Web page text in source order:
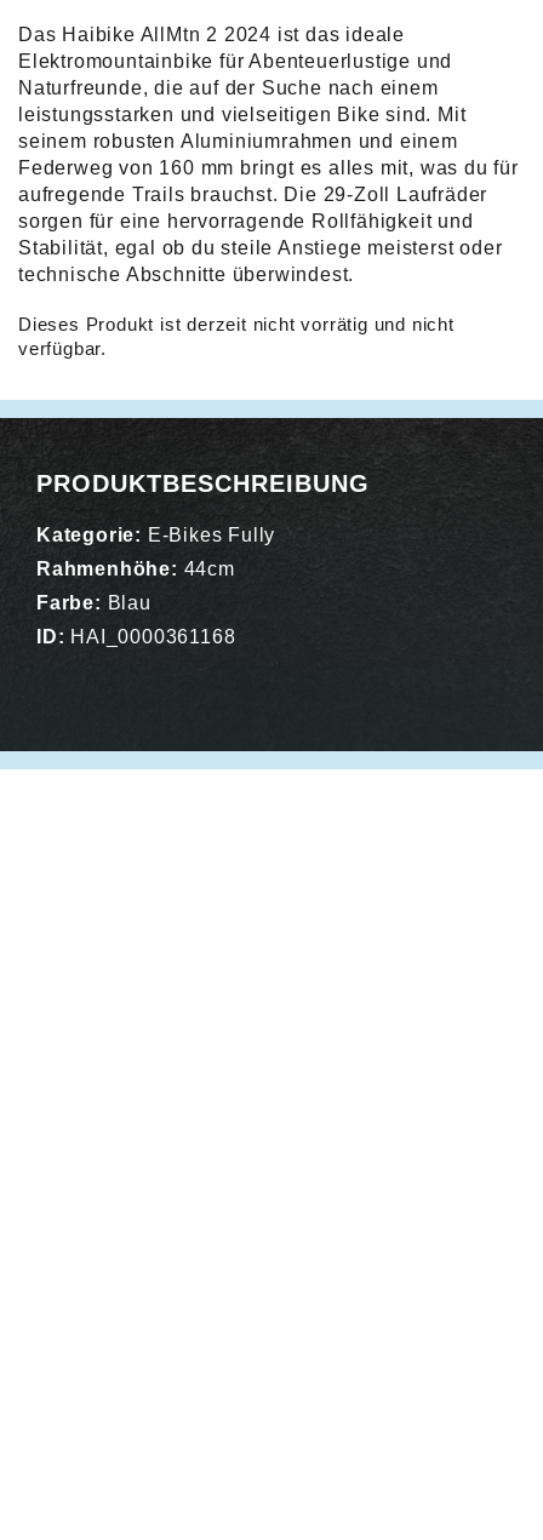
€0,00€0,00.
Das Haibike AllMtn 2 2024 ist das ideale
Elektromountainbike für Abenteuerlustige und
Naturfreunde, die auf der Suche nach einem
leistungsstarken und vielseitigen Bike sind. Mit
seinem robusten Aluminiumrahmen und einem
Federweg von 160 mm bringt es alles mit, was du für
aufregende Trails brauchst. Die 29-Zoll Laufräder
sorgen für eine hervorragende Rollfähigkeit und
Stabilität, egal ob du steile Anstiege meisterst oder
technische Abschnitte überwindest.
Dieses Produkt ist derzeit nicht vorrätig und nicht
verfügbar.
PRODUKTBESCHREIBUNG
Kategorie: E-Bikes Fully
Rahmenhöhe: 44cm
Farbe: Blau
ID: HAI_0000361168